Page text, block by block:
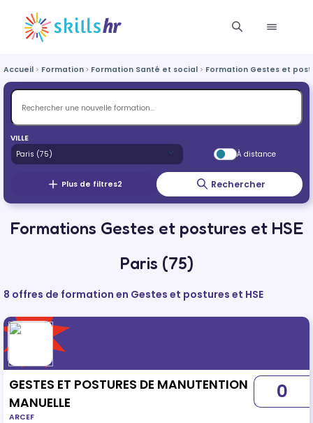
Accueil Formation Formation Santé et social Formation Gestes et
VILLE
À distance
Plus de filtres2 Rechercher
Formations Gestes et postures et HSE
Paris (75)
8 offres de formation en Gestes et postures et HSE
GESTES ET POSTURES DE MANUTENTION
MANUELLE
ARCEF
0